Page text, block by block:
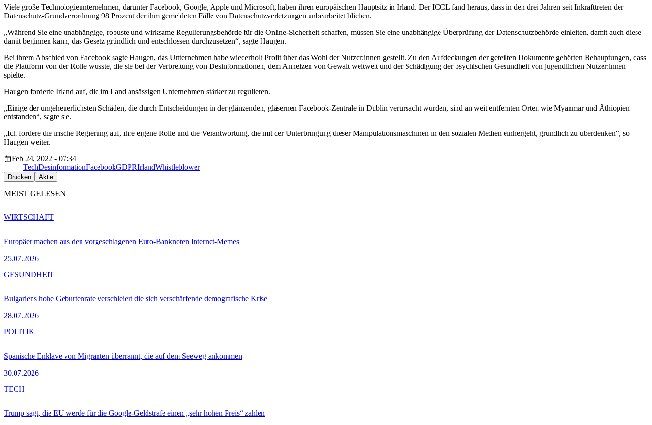
Viele große Technologieunternehmen, darunter Facebook, Google, Apple und Microsoft, haben ihren europäischen Hauptsitz in Irland. Der ICCL fand heraus, dass in den drei Jahren seit Inkrafttreten der
Datenschutz-Grundverordnung 98 Prozent der ihm gemeldeten Fälle von Datenschutzverletzungen unbearbeitet blieben.
„Während Sie eine unabhängige, robuste und wirksame Regulierungsbehörde für die Online-Sicherheit schaffen, müssen Sie eine unabhängige Überprüfung der Datenschutzbehörde einleiten, damit auch diese
damit beginnen kann, das Gesetz gründlich und entschlossen durchzusetzen“, sagte Haugen.
Bei ihrem Abschied von Facebook sagte Haugen, das Unternehmen habe wiederholt Profit über das Wohl der Nutzer:innen gestellt. Zu den Aufdeckungen der geteilten Dokumente gehörten Behauptungen, dass
die Plattform von der Rolle wusste, die sie bei der Verbreitung von Desinformationen, dem Anheizen von Gewalt weltweit und der Schädigung der psychischen Gesundheit von jugendlichen Nutzer:innen
spielte.
Haugen forderte Irland auf, die im Land ansässigen Unternehmen stärker zu regulieren.
„Einige der ungeheuerlichsten Schäden, die durch Entscheidungen in der glänzenden, gläsernen Facebook-Zentrale in Dublin verursacht wurden, sind an weit entfernten Orten wie Myanmar und Äthiopien
entstanden“, sagte sie.
„Ich fordere die irische Regierung auf, ihre eigene Rolle und die Verantwortung, die mit der Unterbringung dieser Manipulationsmaschinen in den sozialen Medien einhergeht, gründlich zu überdenken“, so
Haugen weiter.
Feb 24, 2022 - 07:34
TechDesinformationFacebookGDPRIrlandWhistleblower
Drucken Aktie
MEIST GELESEN
Europäer machen aus den vorgeschlagenen Euro-Banknoten Internet-Memes
25.07.2026
WIRTSCHAFT
Bulgariens hohe Geburtenrate verschleiert die sich verschärfende demografische Krise
28.07.2026
GESUNDHEIT
Spanische Enklave von Migranten überrannt, die auf dem Seeweg ankommen
30.07.2026
POLITIK
Trump sagt, die EU werde für die Google-Geldstrafe einen „sehr hohen Preis“ zahlen
TECH